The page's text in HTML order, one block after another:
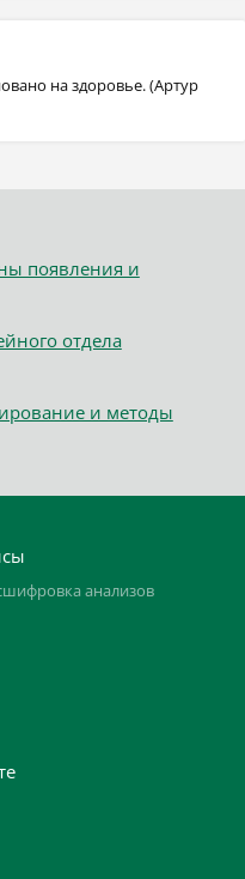
на здоровье. (Артур
появления и
отдела
и методы
анализов